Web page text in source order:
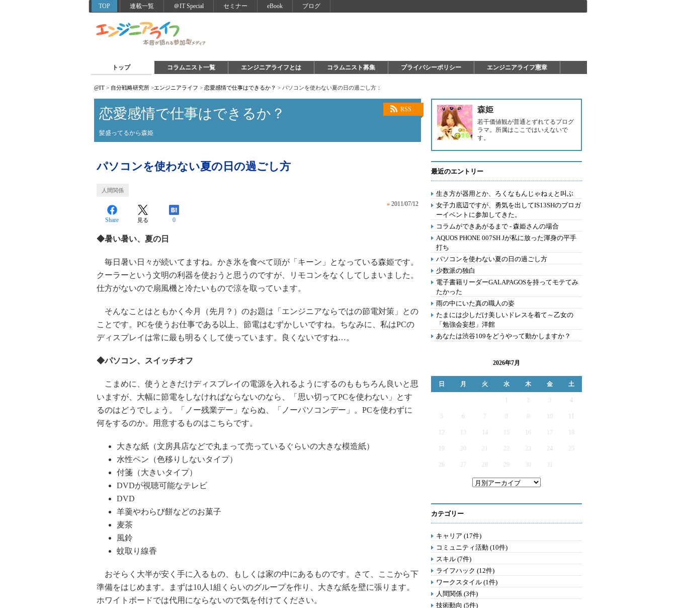
TOP 連載一覧 ＠IT Special セミナー eBook ブログ
トップ コラムニスト一覧 エンジニアライフとは コラムニスト募集 プライバシーポリシー エンジニアライフ憲章
@IT > 自分戦略研究所 >エンジニアライフ > 恋愛感情で仕事はできるか？ > パソコンを使わない夏の日の過ごし方：
RSS
恋愛感情で仕事はできるか？
髪盛ってるから森姫
パソコンを使わない夏の日の過ごし方
人間関係
» 2011/07/12
Share 見る 0
◆暑い暑い、夏の日
毎日暑い日々が続いてますね。かき氷を食べて頭が「キーン」となっている森姫です。
クーラーという文明の利器を使おうと思うのですが、リモコンをなくしてしまいました。
仕方がないので扇風機と冷たいもので涼を取っています。
そんなことはともかく今月（先月？）のお題は「エンジニアならではの節電対策」との
ことです。PCを使うお仕事である以上、節電はむずかしいですね。ちなみに、私はPCの
ディスプレイは常に最も明るくして使っています。良くないですね…。
◆パソコン、スイッチオフ
こまめに、使うときだけディスプレイの電源を入れるようにするのももちろん良いと思
いますが、大幅に節電をしなければならないのなら、「思い切ってPCを使わない」とす
るのはどうでしょう。「ノー残業デー」ならぬ、「ノーパソコンデー」。PCを使わずに
何をするのか。用意するものはこちらです。
大きな紙（文房具店などで丸まって売っているぐらいの大きな模造紙）
水性ペン（色移りしないタイプ）
付箋（大きいタイプ）
DVDが視聴可能なテレビ
DVD
羊羹やわらび餅などのお菓子
麦茶
風鈴
蚊取り線香
おそらく大半が安く手に入るもの、もしくは家の中にあるものです。さて、ここから下
準備をはじめます。まずは10人1組くらいのグループを作り、大きな紙を壁に張ります。
ホワイトボードでは代用にならないので気を付けてください。
森姫
若干価値観が普通とずれてるプログ
ラマ。所属はここではいえないで
す。
最近のエントリー
生き方が器用とか、ろくなもんじゃねぇと叫ぶ
女子力底辺ですが、勇気を出してIS13SHのブロガ
ーイベントに参加してきた。
コラムができあがるまで - 森姫さんの場合
AQUOS PHONE 007SH Jが私に放った渾身の平手
打ち
パソコンを使わない夏の日の過ごし方
少数派の独白
電子書籍リーダーGALAPAGOSを持ってモテてみ
たかった
雨の中にいた真の職人の姿
たまには少しだけ美しいドレスを着て～乙女の
「勉強会妄想」洋館
あなたは渋谷109をどうやって動かしますか？
2026年7月
日 月 火 水 木 金 土
2 3 4
5 6 7 9
12 13 14 15 16 17
19 20 21 22 23 24 25
26 27 28 29 30 31
カテゴリー
キャリア (17件)
コミュニティ活動 (10件)
スキル (7件)
ライフハック (12件)
ワークスタイル (1件)
人間関係 (3件)
技術動向 (5件)